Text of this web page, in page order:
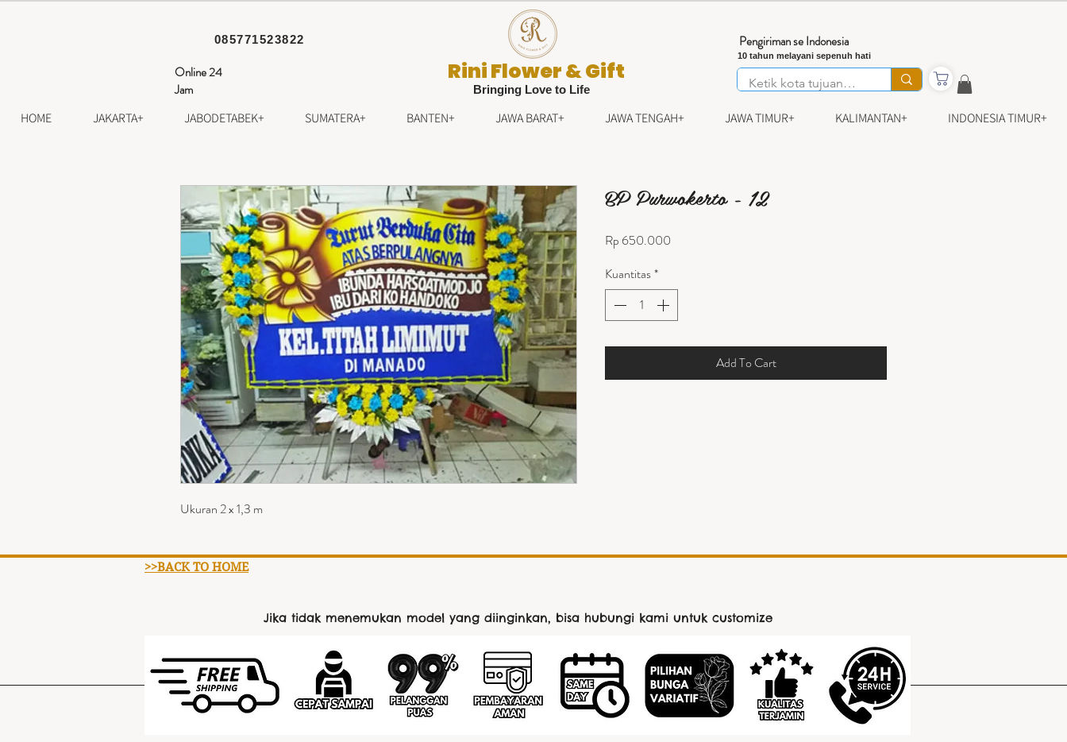
085771523822
Online 24
Jam
Rini Flower & Gift
Bringing Love to Life
10 tahun melayani sepenuh hati
Pengiriman se Indonesia
HOME JAKARTA+ JABODETABEK+ SUMATERA+ BANTEN+ JAWA BARAT+ JAWA TENGAH+ JAWA TIMUR+ KALIMANTAN+ INDONESIA TIMUR+
Ukuran 2 x 1,3 m
BP Purwokerto - 12
Rp 650.000
Kuantitas*
Add To Cart
>>BACK TO HOME
Jika tidak menemukan model yang diinginkan, bisa hubungi kami untuk customize